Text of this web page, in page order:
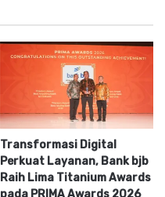
Transformasi Digital
Perkuat Layanan, Bank bjb
Raih Lima Titanium Awards
pada PRIMA Awards 2026